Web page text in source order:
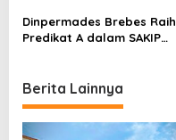
n
Dinpermades Brebes Raih
Predikat A dalam SAKIP
Berita Lainnya